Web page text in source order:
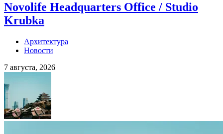
Novolife Headquarters Office / Studio
Krubka
Архитектура
Новости
7 августа, 2026